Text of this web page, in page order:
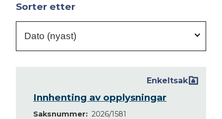
Sorter etter
Dato (nyast)
med
saker
Enkeltsak
Innhenting av opplysningar
Saksnummer
2026/1581